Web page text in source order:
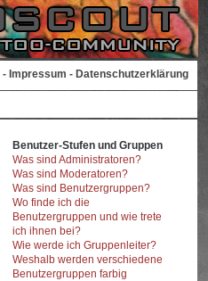
- Impressum - Datenschutzerklärung
Benutzer-Stufen und Gruppen
Was sind Administratoren?
Was sind Moderatoren?
Was sind Benutzergruppen?
Wo finde ich die
Benutzergruppen und wie trete
ich ihnen bei?
Wie werde ich Gruppenleiter?
Weshalb werden verschiedene
Benutzergruppen farbig